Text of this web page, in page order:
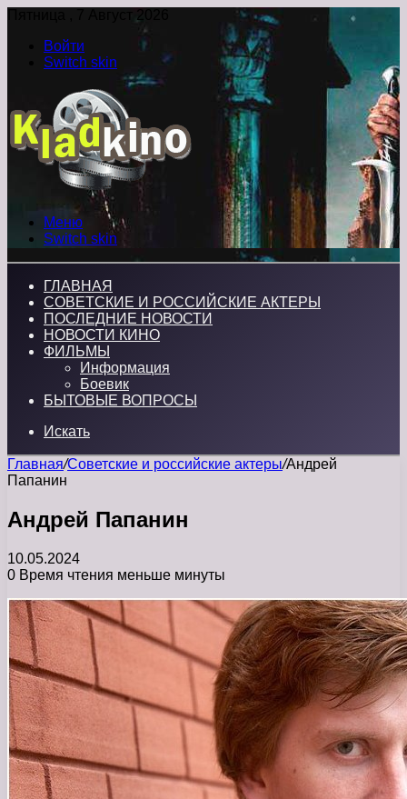
Пятница , 7 Август 2026
Войти
Switch skin
Меню
Switch skin
ГЛАВНАЯ
СОВЕТСКИЕ И РОССИЙСКИЕ АКТЕРЫ
ПОСЛЕДНИЕ НОВОСТИ
НОВОСТИ КИНО
ФИЛЬМЫ
Информация
Боевик
БЫТОВЫЕ ВОПРОСЫ
Искать
Главная/Советские и российские актеры/Андрей
Папанин
Андрей Папанин
10.05.2024
0 Время чтения меньше минуты